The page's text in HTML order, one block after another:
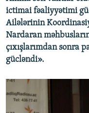
ictimai fəaliyyətimi
Ailələrinin
Nardaran
çıxışlarımdan sonra
gücləndi».